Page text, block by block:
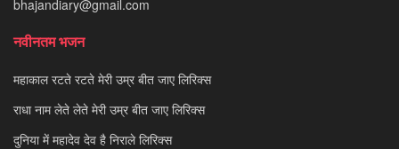
bhajandiary@gmail.com
नवीनतम भजन
महाकाल रटते रटते मेरी उम्र बीत जाए लिरिक्स
राधा नाम लेते लेते मेरी उम्र बीत जाए लिरिक्स
दुनिया में महादेव देव है निराले लिरिक्स